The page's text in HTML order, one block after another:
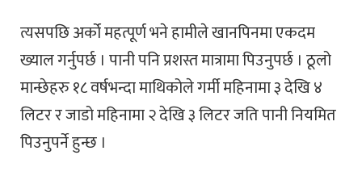
त्यसपछि अर्को महत्पूर्ण भने हामीले खानपिनमा एकदम
ख्याल गर्नुपर्छ । पानी पनि प्रशस्त मात्रामा पिउनुपर्छ । ठूलो
मान्छेहरु १८ वर्षभन्दा माथिकोले गर्मी महिनामा ३ देखि ४
लिटर र जाडो महिनामा २ देखि ३ लिटर जति पानी नियमित
पिउनुपर्ने हुन्छ ।